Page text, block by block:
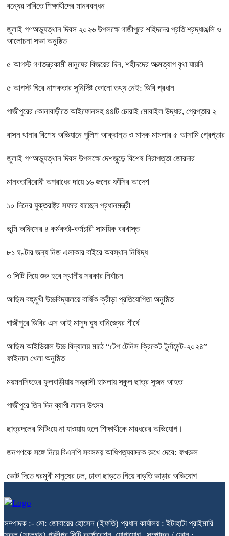
বন্ধের দাবিতে শিক্ষার্থীদের মানববন্ধন
জুলাই গণঅভ্যুত্থান দিবস ২০২৬ উপলক্ষে গাজীপুরে শহিদদের প্রতি শ্রদ্ধাঞ্জলি ও
আলোচনা সভা অনুষ্ঠিত
৫ আগস্ট গণতন্ত্রকামী মানুষের বিজয়ের দিন, শহীদদের আত্মত্যাগ বৃথা যায়নি
৫ আগস্ট ঘিরে নাশকতার সুনির্দিষ্ট কোনো তথ্য নেই: ডিবি প্রধান
গাজীপুরের কোনাবাড়ীতে আইফোনসহ ৪৪টি চোরাই মোবাইল উদ্ধার, গ্রেপ্তার ২
বাসন থানার বিশেষ অভিযানে পুলিশ আক্রান্ত ও মাদক মামলার ৫ আসামি গ্রেপ্তার
জুলাই গণঅভ্যুত্থান দিবস উপলক্ষে দেশজুড়ে বিশেষ নিরাপত্তা জোরদার
মানবতাবিরোধী অপরাধের দায়ে ১৬ জনের ফাঁসির আদেশ
১০ দিনের যুক্তরাষ্ট্র সফরে যাচ্ছেন প্রধানমন্ত্রী
ভূমি অফিসের ৪ কর্মকর্তা-কর্মচারী সাময়িক বরখাস্ত
৮১ ঘণ্টার জন্য নিজ এলাকার বাইরে অবস্থান নিষিদ্ধ
৩ সিটি দিয়ে শুরু হবে স্থানীয় সরকার নির্বাচন
আছিম বহুমুখী উচ্চবিদ্যালয়ে বার্ষিক ক্রীড়া প্রতিযোগিতা অনুষ্ঠিত
গাজীপুরে ডিবির এস আই মাসুদ ঘুষ বানিজ্যের শীর্ষে
আছিম আইডিয়াল উচ্চ বিদ্যালয় মাঠে “টেপ টেনিস ক্রিকেট টুর্নামেন্ট-২০২৪”
ফাইনাল খেলা অনুষ্ঠিত
ময়মনসিংহের ফুলবাড়ীয়ায় সন্ত্রাসী হামলায় স্কুল ছাত্র সুজন আহত
গাজীপুরে তিন দিন ব্যাপী লালন উৎসব
ছাত্রদলের মিটিংয়ে না যাওয়ায় হলে শিক্ষার্থীকে মারধরের অভিযোগ।
জনগণকে সঙ্গে নিয়ে বিএনপি সবসময় আধিপত্যবাদকে রুখে দেবে: ফখরুল
ভোট দিতে ঘরমুখী মানুষের ঢল, ঢাকা ছাড়তে গিয়ে বাড়তি ভাড়ার অভিযোগ
সম্পাদক :- মো: জোবায়ের হোসেন (ইফতি) প্রধান কার্যালয় : ইটাহাটা প্রাইমারি